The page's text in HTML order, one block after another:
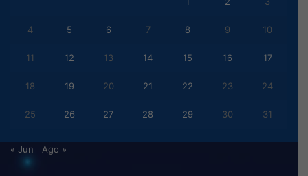
4 5 6 7 8 9 10
11 12 13 14 15 16 17
18 19 20 21 22 23 24
25 26 27 28 29 30 31
« Jun Ago »